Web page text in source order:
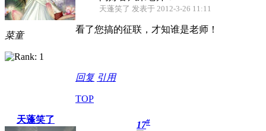
菜童
天蓬笑了 发表于 2012-3-26 11:11
看了您搞的征联，才知谁是老师！
回复 引用
TOP
天蓬笑了
17#